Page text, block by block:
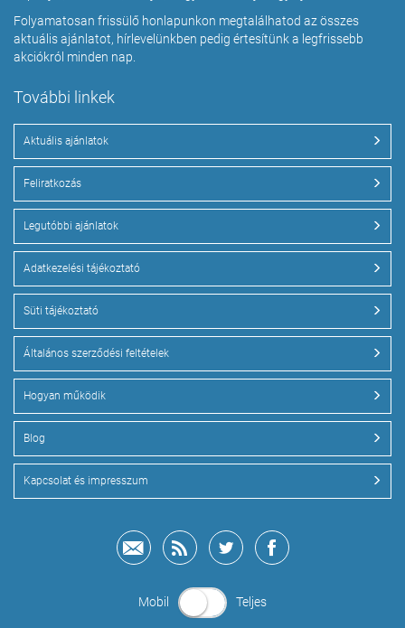
Folyamatosan frissülő honlapunkon megtalálhatod az összes
aktuális ajánlatot, hírlevelünkben pedig értesítünk a legfrissebb
akciókról minden nap.
További linkek
Aktuális ajánlatok
Feliratkozás
Legutóbbi ajánlatok
Adatkezelési tájékoztató
Süti tájékoztató
Általános szerződési feltételek
Hogyan működik
Blog
Kapcsolat és impresszum
Mobil Teljes